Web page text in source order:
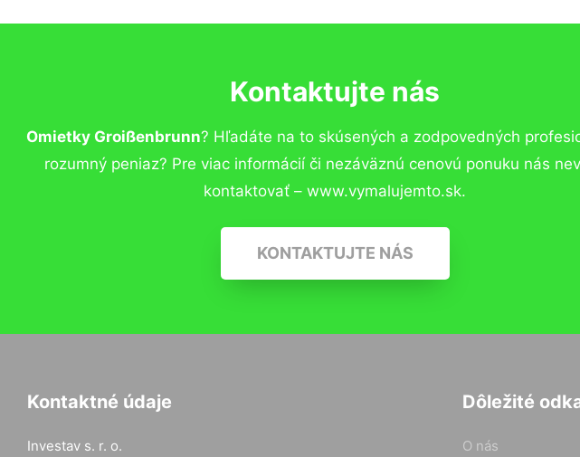
Kontaktujte nás
Omietky Groißenbrunn? Hľadáte na to skúsených a zodpovedných
rozumný peniaz? Pre viac informácií či nezáväznú cenovú ponuku nás
kontaktovať – www.vymalujemto.sk.
KONTAKTUJTE NÁS
Kontaktné údaje
Investav s. r. o.
Dôležité
O nás